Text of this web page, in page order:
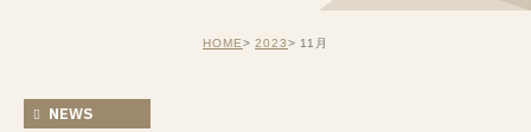
HOME 2023 11月
NEWS